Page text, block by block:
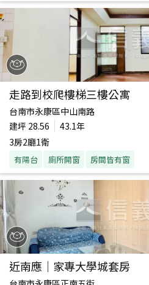
走路到校爬樓梯三樓公寓
台南市永康區中山南路
建坪 28.56
43.1年
3房2廳1衛
有陽台 廁所開窗 房間皆有窗
近南應｜家專大學城套房